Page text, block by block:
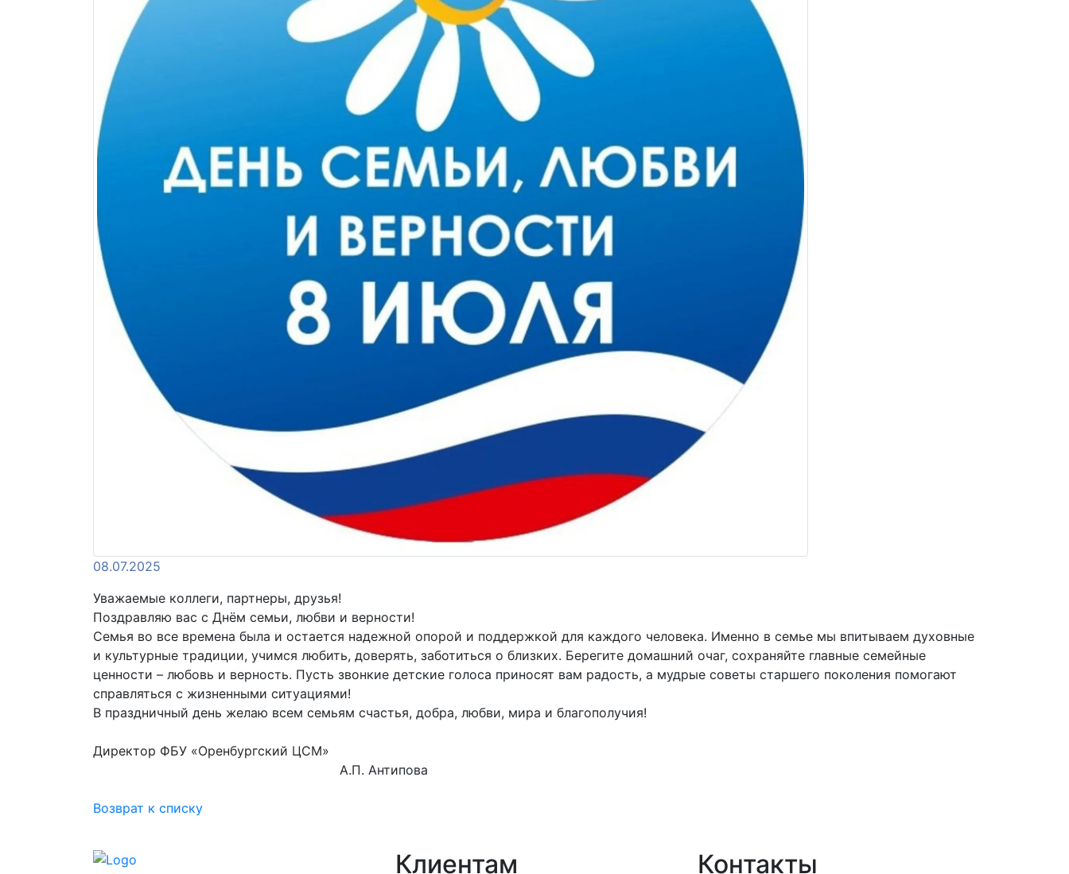
08.07.2025
Уважаемые коллеги, партнеры, друзья!
Поздравляю вас с Днём семьи, любви и верности!
Семья во все времена была и остается надежной опорой и поддержкой для каждого человека. Именно в семье мы впитываем духовные
и культурные традиции, учимся любить, доверять, заботиться о близких. Берегите домашний очаг, сохраняйте главные семейные
ценности – любовь и верность. Пусть звонкие детские голоса приносят вам радость, а мудрые советы старшего поколения помогают
справляться с жизненными ситуациями!
В праздничный день желаю всем семьям счастья, добра, любви, мира и благополучия!
Директор ФБУ «Оренбургский ЦСМ»
А.П. Антипова
Возврат к списку
Клиентам Контакты